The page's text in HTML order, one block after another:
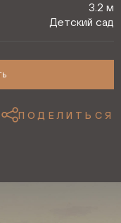
3.2 м
Детский сад
ПОДЕЛИТЬСЯ